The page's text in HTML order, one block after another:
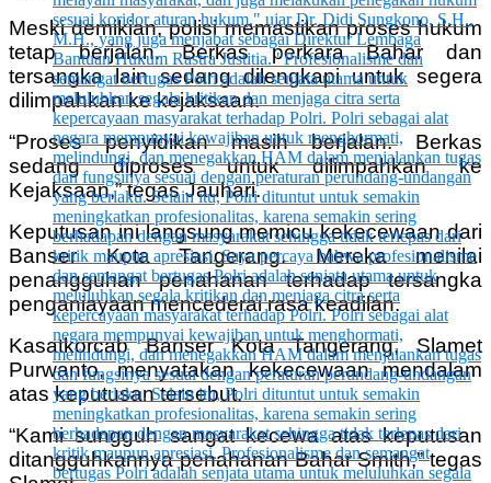
Meski demikian, polisi memastikan proses hukum
tetap berjalan. Berkas perkara Bahar dan
tersangka lain sedang dilengkapi untuk segera
dilimpahkan ke kejaksaan.
“Proses penyidikan masih berjalan. Berkas
sedang diproses untuk dilimpahkan ke
Kejaksaan,” tegas Jauhari.
Keputusan ini langsung memicu kekecewaan dari
Banser Kota Tangerang. Mereka menilai
penangguhan penahanan terhadap tersangka
penganiayaan mencederai rasa keadilan.
Kasatkorcab Banser Kota Tangerang, Slamet
Purwanto, menyatakan kekecewaan mendalam
atas keputusan tersebut.
“Kami sungguh sangat kecewa atas keputusan
ditangguhkannya penahanan Bahar Smith,” tegas